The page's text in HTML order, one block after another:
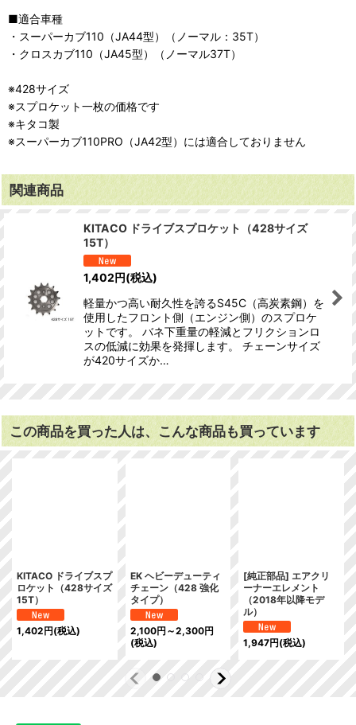
■適合車種
・スーパーカブ110（JA44型）（ノーマル：35T）
・クロスカブ110（JA45型）（ノーマル37T）
※428サイズ
※スプロケット一枚の価格です
※キタコ製
※スーパーカブ110PRO（JA42型）には適合しておりません
関連商品
KITACO ドライブスプロケット（428サイズ
15T）
1,402円(税込)
軽量かつ高い耐久性を誇るS45C（高炭素鋼）を
使用したフロント側（エンジン側）のスプロケ
ットです。 バネ下重量の軽減とフリクションロ
スの低減に効果を発揮します。 チェーンサイズ
が420サイズか…
この商品を買った人は、こんな商品も買っています
KITACO ドライブスプ
ロケット（428サイズ
15T）
1,402円(税込)
EK ヘビーデューティ
チェーン（428 強化
タイプ）
2,100円 ～2,300円
(税込)
[純正部品] エアクリ
ーナーエレメント
（2018年以降モデ
ル）
1,947円(税込)